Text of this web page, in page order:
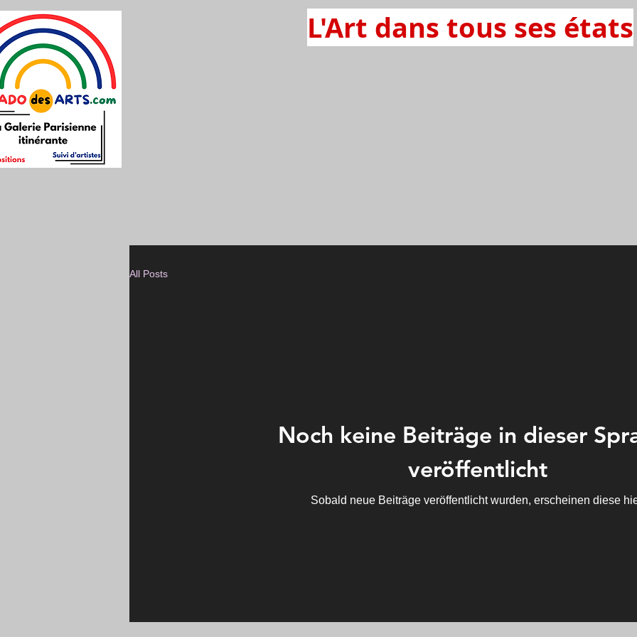
L'Art dans tous ses états
All Posts
Noch keine Beiträge in dieser
veröffentlicht
Sobald neue Beiträge veröffentlicht wurden, erscheinen diese